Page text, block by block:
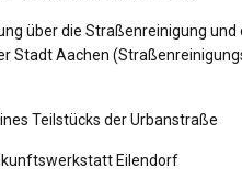
über die Straßenreinigung und
Stadt Aachen
Teilstücks der Urbanstraße
Eilendorf